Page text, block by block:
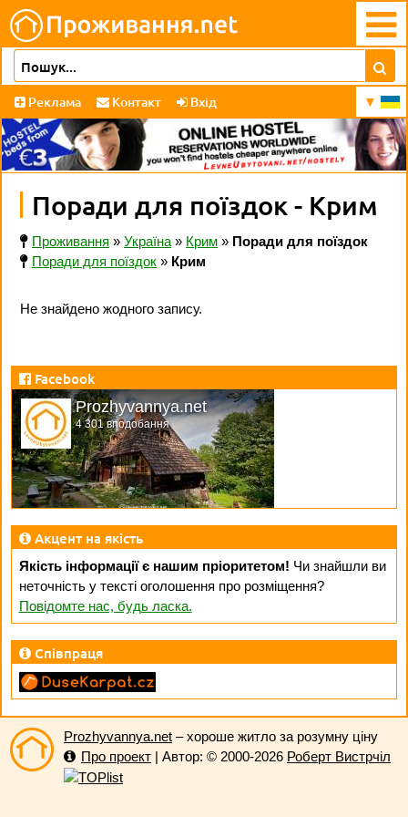
Реклама Контакт Вхід
Поради для поїздок - Крим
Проживання » Україна » Крим » Поради для поїздок
Поради для поїздок » Крим
Не знайдено жодного запису.
Facebook
Prozhyvannya.net
4 301 вподобання
Акцент на якість
Якість інформації є нашим пріоритетом! Чи знайшли ви
неточність у тексті оголошення про розміщення?
Повідомте нас, будь ласка.
Співпраця
Prozhyvannya.net – хороше житло за розумну ціну
Про проект | Автор: © 2000-2026 Роберт Вистрчіл